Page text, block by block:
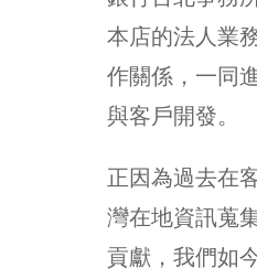
本店的法人業
作關係，一同
與客戶開發。
正因為過去在
灣在地資訊蒐
貢獻，我們如